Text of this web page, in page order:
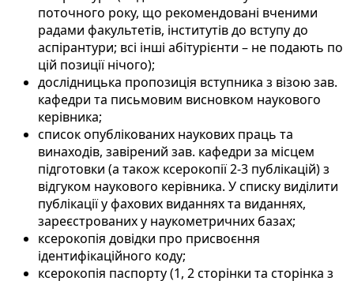
поточного року, що рекомендовані вченими
радами факультетів, інститутів до вступу до
аспірантури; всі інші абітурієнти – не подають по
цій позиції нічого);
дослідницька пропозиція вступника з візою зав.
кафедри та письмовим висновком наукового
керівника;
список опублікованих наукових праць та
винаходів, завірений зав. кафедри за місцем
підготовки (а також ксерокопії 2-3 публікацій) з
відгуком наукового керівника. У списку виділити
публікації у фахових виданнях та виданнях,
зареєстрованих у наукометричних базах;
ксерокопія довідки про присвоєння
ідентифікаційного коду;
ксерокопія паспорту (1, 2 сторінки та сторінка з